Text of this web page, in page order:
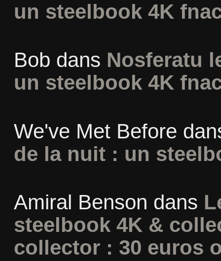
un steelbook 4K
Bob dans Nosferatu
un steelbook 4K
We've Met Before
de la nuit : un
Amiral Benson dans
steelbook 4K &
collector : 30 euros